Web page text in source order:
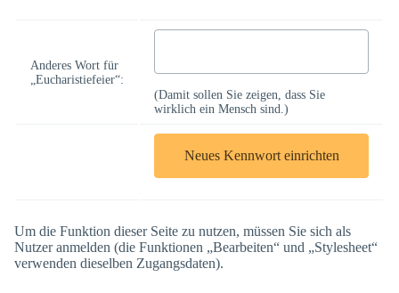
Anderes Wort für
„Eucharistiefeier“:
(Damit sollen Sie zeigen, dass Sie
wirklich ein Mensch sind.)
Um die Funktion dieser Seite zu nutzen, müssen Sie sich als
Nutzer anmelden (die Funktionen „Bearbeiten“ und „Stylesheet“
verwenden dieselben Zugangsdaten).